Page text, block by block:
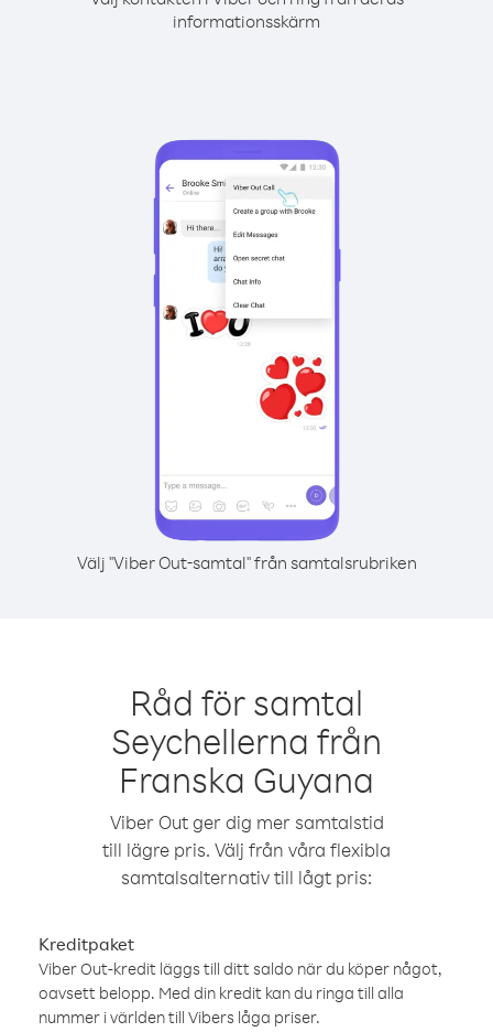
informationsskärm
Välj "Viber Out-samtal" från samtalsrubriken
Råd för samtal
Seychellerna från
Franska Guyana
Viber Out ger dig mer samtalstid
till lägre pris. Välj från våra flexibla
samtalsalternativ till lågt pris:
Kreditpaket
Viber Out-kredit läggs till ditt saldo när du köper något,
oavsett belopp. Med din kredit kan du ringa till alla
nummer i världen till Vibers låga priser.